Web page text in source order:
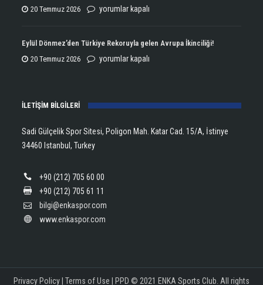
Şampiyonluğun
20 Temmuz 2026
ENKA
Şampiyonu
Lanlana
yorumlar kapalı
Eylül Dönmez’den Türkiye Rekoruyla gelen Avrupa İkinciliği!
20 Temmuz 2026
Eylül
Rekoruyla
Avrupa
yorumlar kapalı
İLETİŞİM BİLGİLERİ
Sadi Gülçelik Spor Sitesi, Poligon Mah. Katar Cad. 15/A, İstinye
34460 Istanbul, Turkey
+90 (212) 705 60 00
+90 (212) 705 61 11
bilgi@enkaspor.com
www.enkaspor.com
Privacy Policy| Terms of Use | PPD © 2021 ENKA Sports Club. All rights